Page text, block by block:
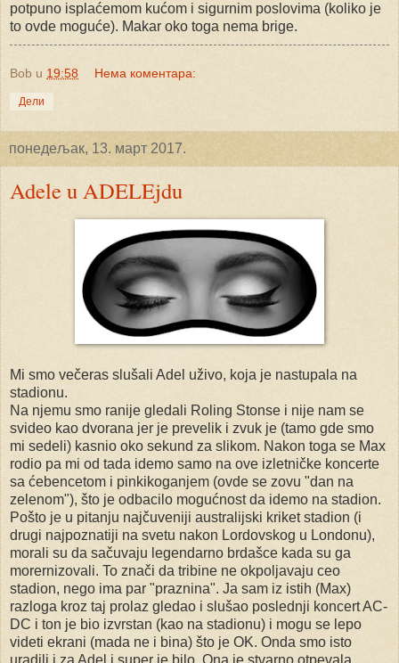
potpuno isplaćemom kućom i sigurnim poslovima (koliko je
to ovde moguće). Makar oko toga nema brige.
Bob u 19:58 Нема коментара:
Дели
понедељак, 13. март 2017.
Adele u ADELEjdu
Mi smo večeras slušali Adel uživo, koja je nastupala na
stadionu.
Na njemu smo ranije gledali Roling Stonse i nije nam se
svideo kao dvorana jer je prevelik i zvuk je (tamo gde smo
mi sedeli) kasnio oko sekund za slikom. Nakon toga se Max
rodio pa mi od tada idemo samo na ove izletničke koncerte
sa ćebencetom i pinkikoganjem (ovde se zovu "dan na
zelenom"), što je odbacilo mogućnost da idemo na stadion.
Pošto je u pitanju najčuveniji australijski kriket stadion (i
drugi najpoznatiji na svetu nakon Lordovskog u Londonu),
morali su da sačuvaju legendarno brdašce kada su ga
morernizovali. To znači da tribine ne okpoljavaju ceo
stadion, nego ima par "praznina". Ja sam iz istih (Max)
razloga kroz taj prolaz gledao i slušao poslednji koncert AC-
DC i ton je bio izvrstan (kao na stadionu) i mogu se lepo
videti ekrani (mada ne i bina) što je OK. Onda smo isto
uradili i za Adel i super je bilo. Ona je stvarno otpevala